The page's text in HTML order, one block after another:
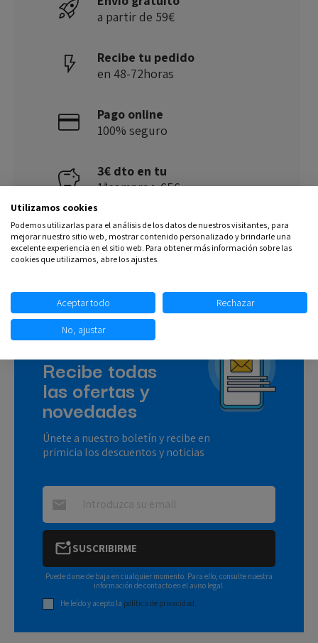
a partir de 59€
Recibe tu pedido
en 48-72horas
Pago online
100% seguro
3€ dto en tu
1ªcompra > 65€
Descuentos
únicos
NEWSLETTER
Recibe todas
las ofertas y
novedades
Únete a nuestro boletín y recibe en
primicia los descuentos y noticias
SUSCRIBIRME
Puede darse de baja en cualquier momento. Para ello, consulte nuestra
información de contacto en el aviso legal.
He leído y acepto la política de privacidad.
Utilizamos cookies
Podemos utilizarlas para el análisis de los datos de nuestros visitantes, para
mejorar nuestro sitio web, mostrar contenido personalizado y brindarle una
excelente experiencia en el sitio web. Para obtener más información sobre las
cookies que utilizamos, abre los ajustes.
Aceptar todo Rechazar
No, ajustar